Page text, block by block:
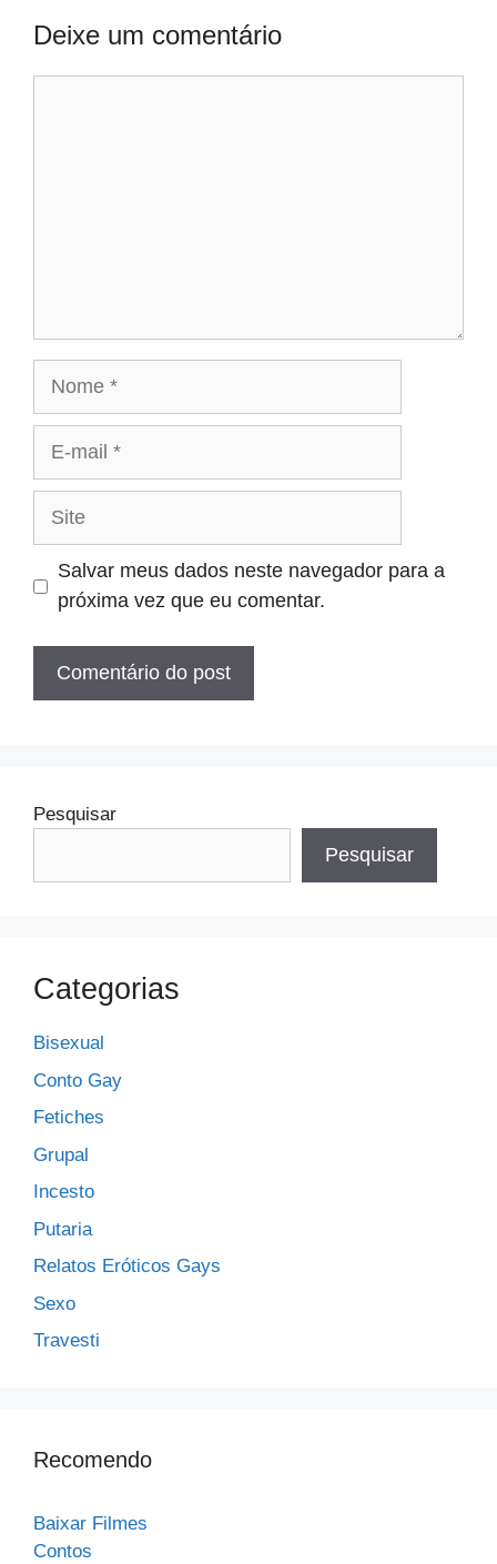
Deixe um comentário
Site
Salvar meus dados neste navegador para a
próxima vez que eu comentar.
Pesquisar
Pesquisar
Categorias
Bisexual
Conto Gay
Fetiches
Grupal
Incesto
Putaria
Relatos Eróticos Gays
Sexo
Travesti
Recomendo
Baixar Filmes
Contos